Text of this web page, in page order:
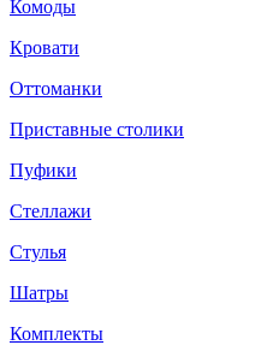
Комоды
Кровати
Оттоманки
Приставные столики
Пуфики
Стеллажи
Стулья
Шатры
Комплекты